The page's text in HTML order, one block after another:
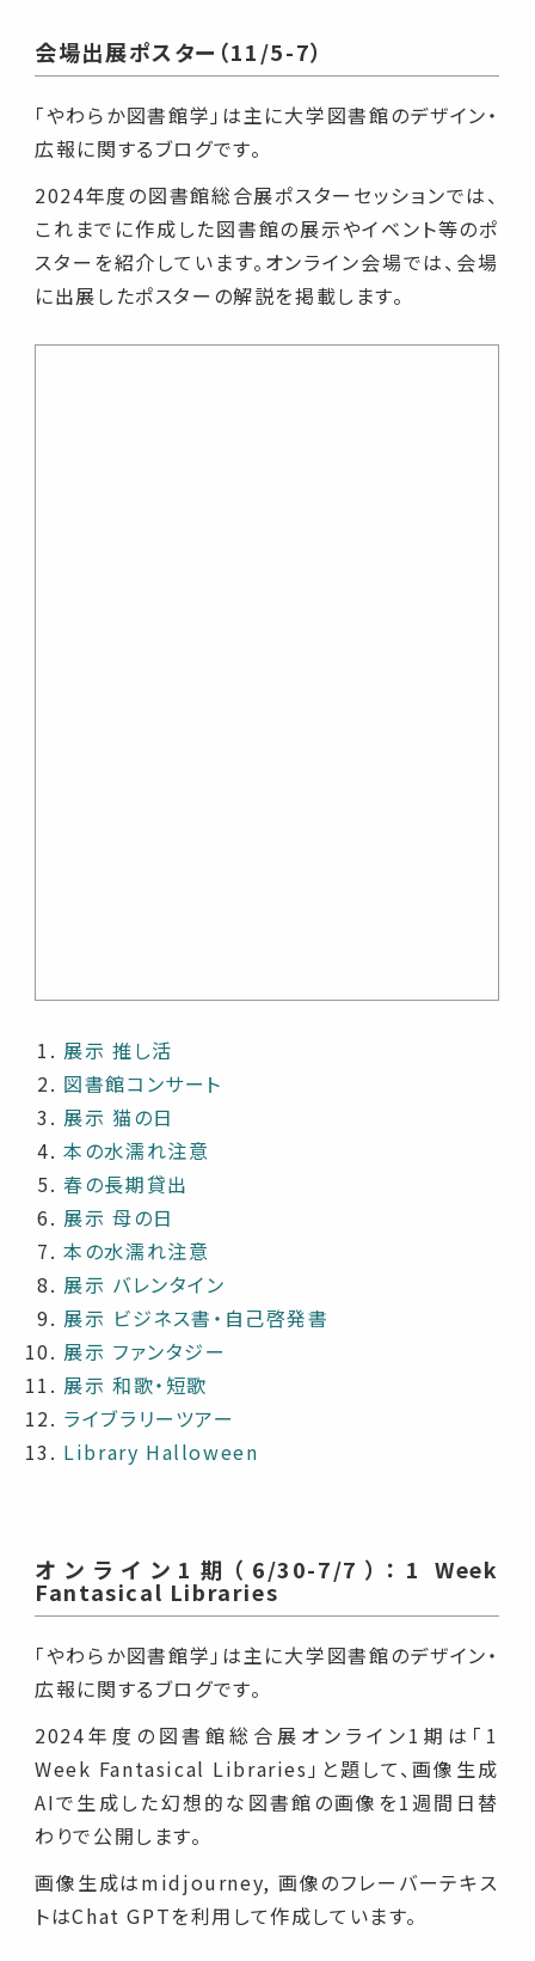
会場出展ポスター（11/5-7）
「やわらか図書館学」は主に大学図書館のデザイン・
広報に関するブログです。
2024年度の図書館総合展ポスターセッションでは、
これまでに作成した図書館の展示やイベント等のポ
スターを紹介しています。オンライン会場では、会場
に出展したポスターの解説を掲載します。
展示 推し活
図書館コンサート
展示 猫の日
本の水濡れ注意
春の長期貸出
展示 母の日
本の水濡れ注意
展示 バレンタイン
展示 ビジネス書・自己啓発書
展示 ファンタジー
展示 和歌・短歌
ライブラリーツアー
Library Halloween
オンライン1期（6/30-7/7）：1 Week
Fantasical Libraries
「やわらか図書館学」は主に大学図書館のデザイン・
広報に関するブログです。
2024年度の図書館総合展オンライン1期は「1
Week Fantasical Libraries」と題して、画像生成
AIで生成した幻想的な図書館の画像を1週間日替
わりで公開します。
画像生成はmidjourney, 画像のフレーバーテキス
トはChat GPTを利用して作成しています。